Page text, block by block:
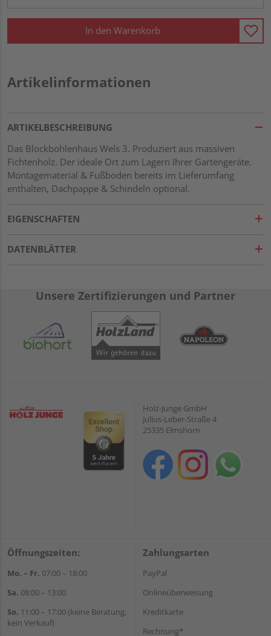
In den Warenkorb
Artikelinformationen
ARTIKELBESCHREIBUNG
Das Blockbohlenhaus Wels 3. Produziert aus massiven
Fichtenholz. Der ideale Ort zum Lagern Ihrer Gartengeräte.
Montagematerial & Fußboden bereits im Lieferumfang
enthalten, Dachpappe & Schindeln optional.
EIGENSCHAFTEN
DATENBLÄTTER
Unsere Zertifizierungen und Partner
Holz-Junge GmbH
Julius-Leber-Straße 4
25335 Elmshorn
Öffnungszeiten:
Mo. – Fr. 07:00 – 18:00
Sa. 08:00 – 13:00
So. 11:00 – 17:00 (keine Beratung,
kein Verkauf)
Zahlungsarten
PayPal
Onlineüberweisung
Kreditkarte
Rechnung*